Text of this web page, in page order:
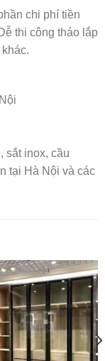
chi phí tiền
thi công tháo lắp
sắt inox, cầu
tại Hà Nội và các